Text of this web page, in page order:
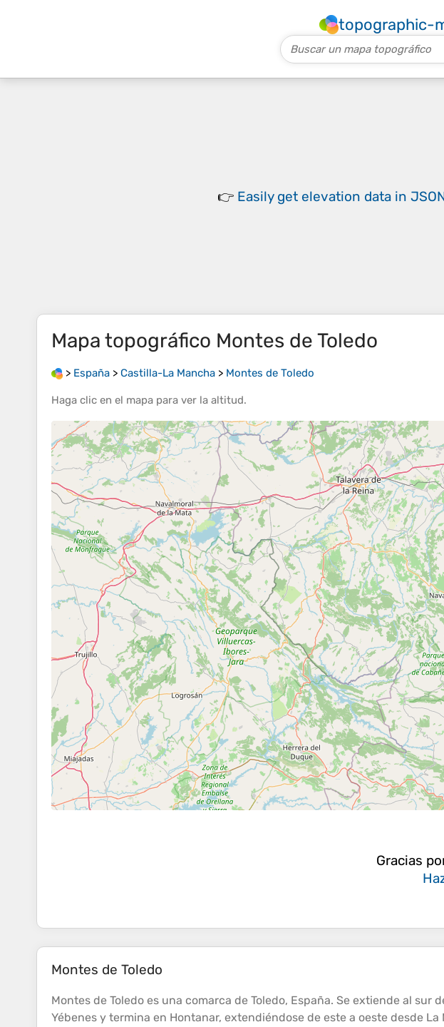
topographic-
👉 Easily get elevation data in
Mapa topográfico Montes de Toledo
> España > Castilla-La Mancha > Montes de Toledo
Haga clic en el mapa para ver la altitud.
Gracias
Montes de Toledo
Montes de Toledo es una comarca de Toledo, España. Se extiende al
Yébenes y termina en Hontanar, extendiéndose de este a oeste desde